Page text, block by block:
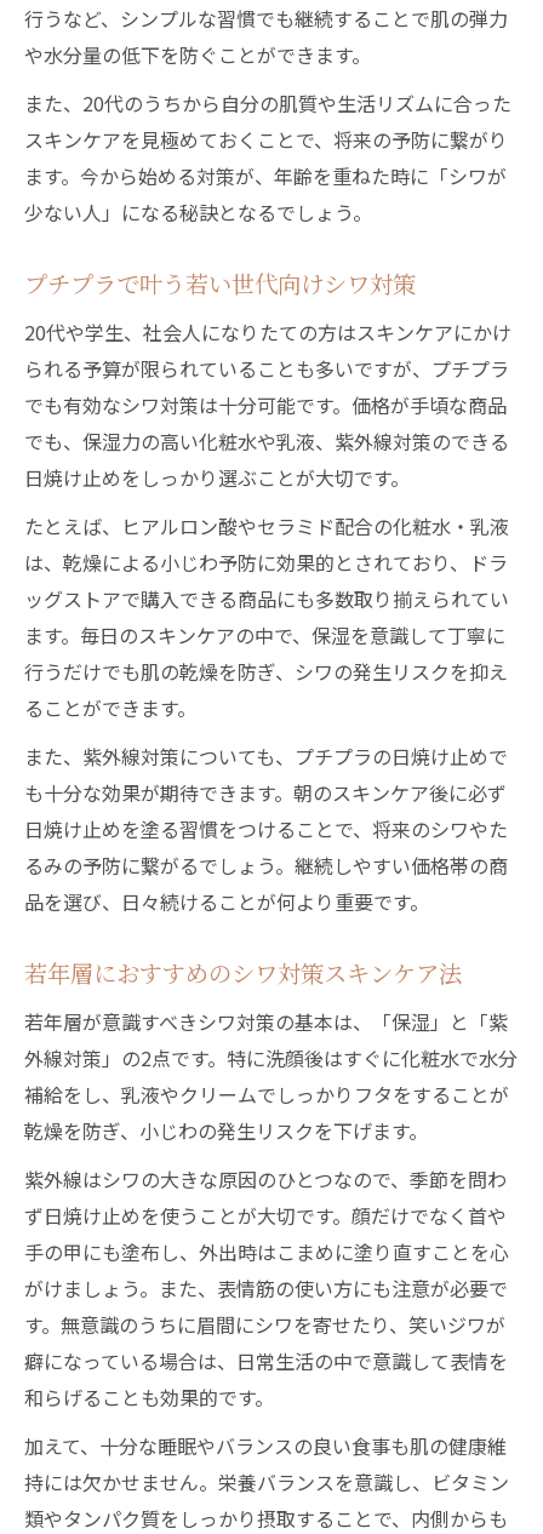
行うなど、シンプルな習慣でも継続することで肌の弾力
や水分量の低下を防ぐことができます。
また、20代のうちから自分の肌質や生活リズムに合った
スキンケアを見極めておくことで、将来の予防に繋がり
ます。今から始める対策が、年齢を重ねた時に「シワが
少ない人」になる秘訣となるでしょう。
プチプラで叶う若い世代向けシワ対策
20代や学生、社会人になりたての方はスキンケアにかけ
られる予算が限られていることも多いですが、プチプラ
でも有効なシワ対策は十分可能です。価格が手頃な商品
でも、保湿力の高い化粧水や乳液、紫外線対策のできる
日焼け止めをしっかり選ぶことが大切です。
たとえば、ヒアルロン酸やセラミド配合の化粧水・乳液
は、乾燥による小じわ予防に効果的とされており、ドラ
ッグストアで購入できる商品にも多数取り揃えられてい
ます。毎日のスキンケアの中で、保湿を意識して丁寧に
行うだけでも肌の乾燥を防ぎ、シワの発生リスクを抑え
ることができます。
また、紫外線対策についても、プチプラの日焼け止めで
も十分な効果が期待できます。朝のスキンケア後に必ず
日焼け止めを塗る習慣をつけることで、将来のシワやた
るみの予防に繋がるでしょう。継続しやすい価格帯の商
品を選び、日々続けることが何より重要です。
若年層におすすめのシワ対策スキンケア法
若年層が意識すべきシワ対策の基本は、「保湿」と「紫
外線対策」の2点です。特に洗顔後はすぐに化粧水で水分
補給をし、乳液やクリームでしっかりフタをすることが
乾燥を防ぎ、小じわの発生リスクを下げます。
紫外線はシワの大きな原因のひとつなので、季節を問わ
ず日焼け止めを使うことが大切です。顔だけでなく首や
手の甲にも塗布し、外出時はこまめに塗り直すことを心
がけましょう。また、表情筋の使い方にも注意が必要で
す。無意識のうちに眉間にシワを寄せたり、笑いジワが
癖になっている場合は、日常生活の中で意識して表情を
和らげることも効果的です。
加えて、十分な睡眠やバランスの良い食事も肌の健康維
持には欠かせません。栄養バランスを意識し、ビタミン
類やタンパク質をしっかり摂取することで、内側からも